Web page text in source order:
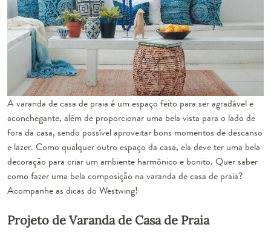
A varanda de casa de praia é um espaço feito para ser agradável e
aconchegante, além de proporcionar uma bela vista para o lado de
fora da casa, sendo possível aproveitar bons momentos de descanso
e lazer. Como qualquer outro espaço da casa, ela deve ter uma bela
decoração para criar um ambiente harmônico e bonito. Quer saber
como fazer uma bela composição na varanda de casa de praia?
Acompanhe as dicas do Westwing!
Projeto de Varanda de Casa de Praia